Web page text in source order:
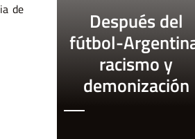
de
Después del
fútbol-
racismo y
demonización